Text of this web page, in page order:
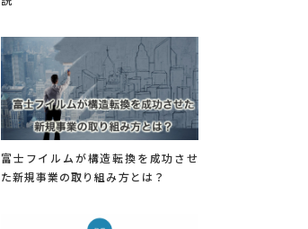
富士フイルムが構造転換を成功させ
た新規事業の取り組み方とは？